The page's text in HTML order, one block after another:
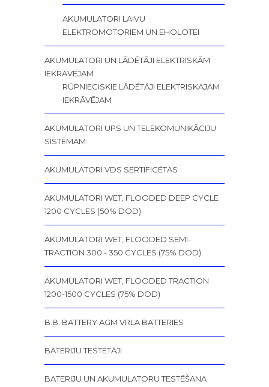
AKUMULATORI LAIVU
ELEKTROMOTORIEM UN EHOLOTEI
AKUMULATORI UN LĀDĒTĀJI ELEKTRISKĀM
IEKRĀVĒJAM
RŪPNIECISKIE LĀDĒTĀJI ELEKTRISKAJAM
IEKRĀVĒJAM
AKUMULATORI UPS UN TELEKOMUNIKĀCIJU
SISTĒMĀM
AKUMULATORI VDS SERTIFICĒTAS
AKUMULATORI WET, FLOODED DEEP CYCLE
1200 CYCLES (50% DOD)
AKUMULATORI WET, FLOODED SEMI-
TRACTION 300 - 350 CYCLES (75% DOD)
AKUMULATORI WET, FLOODED TRACTION
1200-1500 CYCLES (75% DOD)
B.B. BATTERY AGM VRLA BATTERIES
BATERIJU TESTĒTĀJI
BATERIJU UN AKUMULATORU TESTĒŠANA